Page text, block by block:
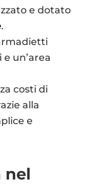
e dotato
.
un’area
costi di
alla
e
nel